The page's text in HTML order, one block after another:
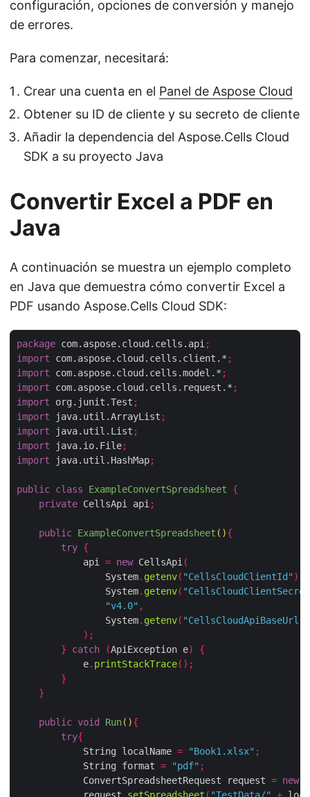
configuración, opciones de conversión y manejo
de errores.
Para comenzar, necesitará:
Crear una cuenta en el Panel de Aspose Cloud
Obtener su ID de cliente y su secreto de cliente
Añadir la dependencia del Aspose.Cells Cloud
SDK a su proyecto Java
Convertir Excel a PDF en
Java
A continuación se muestra un ejemplo completo
en Java que demuestra cómo convertir Excel a
PDF usando Aspose.Cells Cloud SDK:
package com.aspose.cloud.cells.api ;
import com.aspose.cloud.cells.client.* ;
import com.aspose.cloud.cells.model.* ;
import com.aspose.cloud.cells.request.* ;
import org.junit.Test ;
import java.util.ArrayList ;
import java.util.List ;
import java.io.File;
import java.util.HashMap;
public class ExampleConvertSpreadsheet
{
private CellsApi api ;
public ExampleConvertSpreadsheet (){
try {
            api
= new CellsApi (
                System
. getenv( "CellsCloudClientId" ),
                System
. getenv(
"v4.0" ,
                System
. getenv( "CellsCloudApiBaseUrl"
);
}
catch (ApiException e)
{
            e
. printStackTrace();
}
}
public void Run(){
try{
            String localName
= "Book1.xlsx" ;
            String format
= "pdf" ;
            ConvertSpreadsheetRequest request
= new